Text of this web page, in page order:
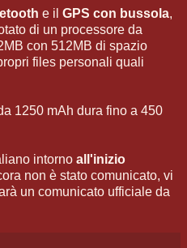
e il GPS con bussola,
di un processore da
con 512MB di spazio
files personali quali
1250 mAh dura fino a 450
intorno all'inizio
non è stato comunicato, vi
un comunicato ufficiale da